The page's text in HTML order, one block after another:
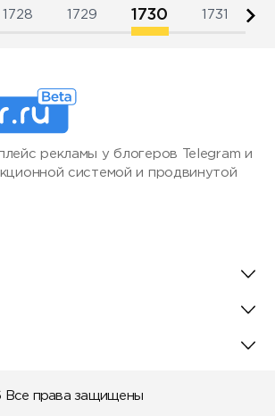
1728 1729 1730 1731
рекламы у блогеров Telegram и
системой и продвинутой
Все права защищены